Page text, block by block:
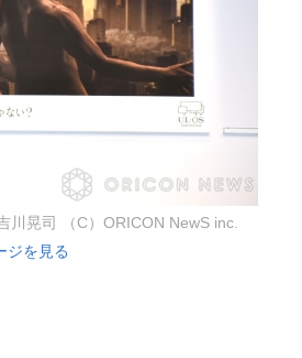
川晃司 （C）ORICON NewS inc.
ジを見る